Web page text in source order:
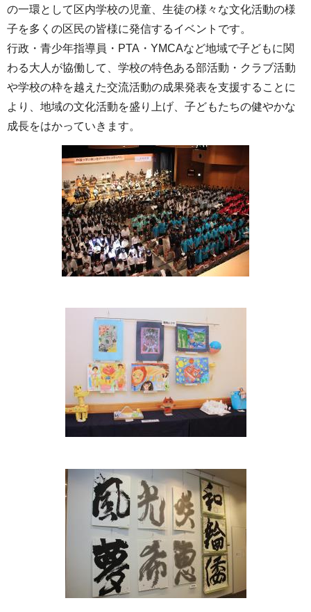
の一環として区内学校の児童、生徒の様々な文化活動の様
子を多くの区民の皆様に発信するイベントです。
行政・青少年指導員・PTA・YMCAなど地域で子どもに関
わる大人が協働して、学校の特色ある部活動・クラブ活動
や学校の枠を越えた交流活動の成果発表を支援することに
より、地域の文化活動を盛り上げ、子どもたちの健やかな
成長をはかっていきます。